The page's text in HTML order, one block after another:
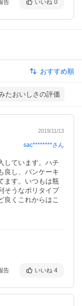
告 いいね 0
おすすめ順
たおいしさの評価
2019/11/13
sac********さん
しています。ハチ
良し、パンケーキ
ます。いつもは瓶
そうなポリタイプ
良くこれからはこ
告 いいね 4